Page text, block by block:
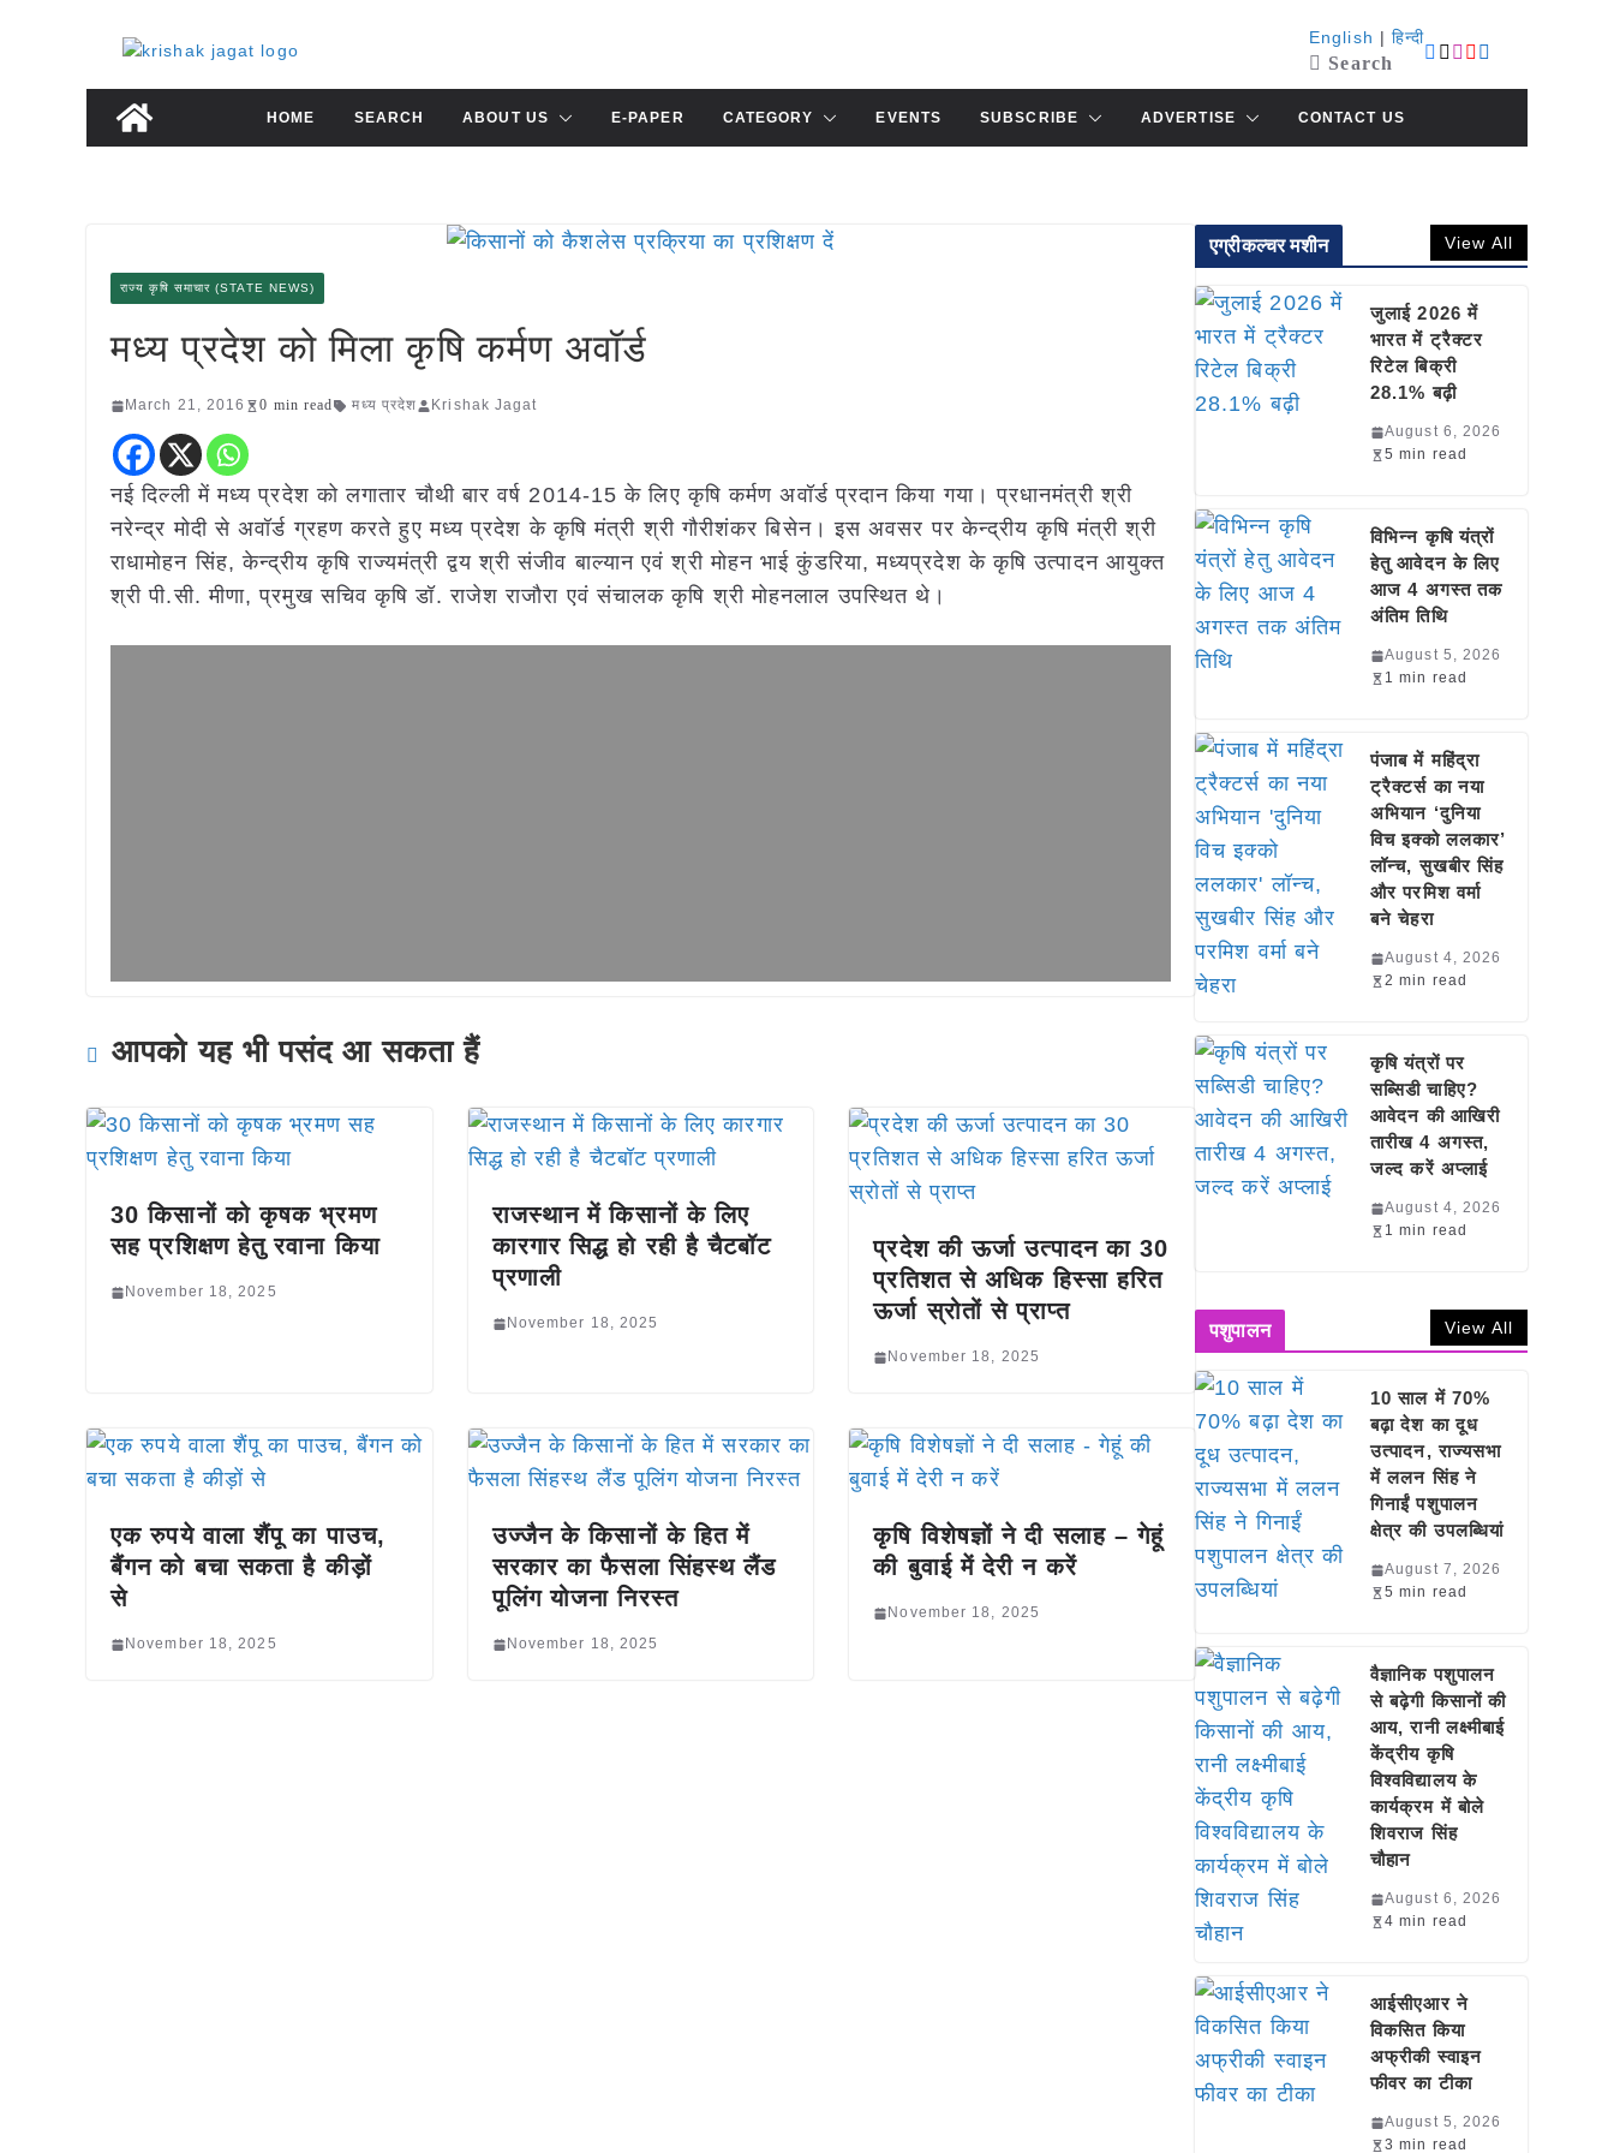
content
English | हिन्दी
Search
HOME SEARCH ABOUT US E-PAPER CATEGORY EVENTS SUBSCRIBE ADVERTISE CONTACT US
राज्य कृषि समाचार (STATE NEWS)
मध्य प्रदेश को मिला कृषि कर्मण अवॉर्ड
March 21, 2016 0 min read मध्य प्रदेश Krishak Jagat
नई दिल्ली में मध्य प्रदेश को लगातार चौथी बार वर्ष 2014-15 के लिए कृषि कर्मण अवॉर्ड प्रदान किया गया। प्रधानमंत्री श्री
नरेन्द्र मोदी से अवॉर्ड ग्रहण करते हुए मध्य प्रदेश के कृषि मंत्री श्री गौरीशंकर बिसेन। इस अवसर पर केन्द्रीय कृषि मंत्री श्री
राधामोहन सिंह, केन्द्रीय कृषि राज्यमंत्री द्वय श्री संजीव बाल्यान एवं श्री मोहन भाई कुंडरिया, मध्यप्रदेश के कृषि उत्पादन आयुक्त
श्री पी.सी. मीणा, प्रमुख सचिव कृषि डॉ. राजेश राजौरा एवं संचालक कृषि श्री मोहनलाल उपस्थित थे।
आपको यह भी पसंद आ सकता हैं
30 किसानों को कृषक भ्रमण
सह प्रशिक्षण हेतु रवाना किया
November 18, 2025
राजस्थान में किसानों के लिए
कारगार सिद्ध हो रही है चैटबॉट
प्रणाली
November 18, 2025
प्रदेश की ऊर्जा उत्पादन का 30
प्रतिशत से अधिक हिस्सा हरित
ऊर्जा स्रोतों से प्राप्त
November 18, 2025
एक रुपये वाला शैंपू का पाउच,
बैंगन को बचा सकता है कीड़ों
से
November 18, 2025
उज्जैन के किसानों के हित में
सरकार का फैसला सिंहस्थ लैंड
पूलिंग योजना निरस्त
November 18, 2025
कृषि विशेषज्ञों ने दी सलाह – गेहूं
की बुवाई में देरी न करें
November 18, 2025
एग्रीकल्चर मशीन View All
जुलाई 2026 में
भारत में ट्रैक्टर
रिटेल बिक्री
28.1% बढ़ी
August 6, 2026
5 min read
विभिन्न कृषि यंत्रों
हेतु आवेदन के लिए
आज 4 अगस्त तक
अंतिम तिथि
August 5, 2026
1 min read
पंजाब में महिंद्रा
ट्रैक्टर्स का नया
अभियान ‘दुनिया
विच इक्को ललकार’
लॉन्च, सुखबीर सिंह
और परमिश वर्मा
बने चेहरा
August 4, 2026
2 min read
कृषि यंत्रों पर
सब्सिडी चाहिए?
आवेदन की आखिरी
तारीख 4 अगस्त,
जल्द करें अप्लाई
August 4, 2026
1 min read
पशुपालन View All
10 साल में 70%
बढ़ा देश का दूध
उत्पादन, राज्यसभा
में ललन सिंह ने
गिनाईं पशुपालन
क्षेत्र की उपलब्धियां
August 7, 2026
5 min read
वैज्ञानिक पशुपालन
से बढ़ेगी किसानों की
आय, रानी लक्ष्मीबाई
केंद्रीय कृषि
विश्वविद्यालय के
कार्यक्रम में बोले
शिवराज सिंह
चौहान
August 6, 2026
4 min read
आईसीएआर ने
विकसित किया
अफ्रीकी स्वाइन
फीवर का टीका
August 5, 2026
3 min read